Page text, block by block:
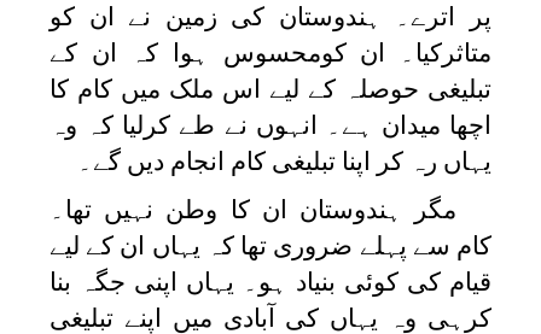
پر اترے۔ ہندوستان کی زمین نے ان کو
متاثرکیا۔ ان کومحسوس ہوا کہ ان کے
تبلیغی حوصلہ کے لیے اس ملک میں کام کا
اچھا میدان ہے۔ انہوں نے طے کرلیا کہ وہ
یہاں رہ کر اپنا تبلیغی کام انجام دیں گے۔
مگر ہندوستان ان کا وطن نہیں تھا۔
کام سے پہلے ضروری تھا کہ یہاں ان کے لیے
قیام کی کوئی بنیاد ہو۔ یہاں اپنی جگہ بنا
کرہی وہ یہاں کی آبادی میں اپنے تبلیغی